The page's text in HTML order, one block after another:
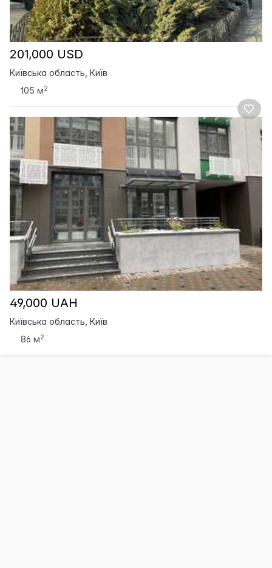
201,000 USD
Київська область, Київ
105 м2
49,000 UAH
Київська область, Київ
86 м2